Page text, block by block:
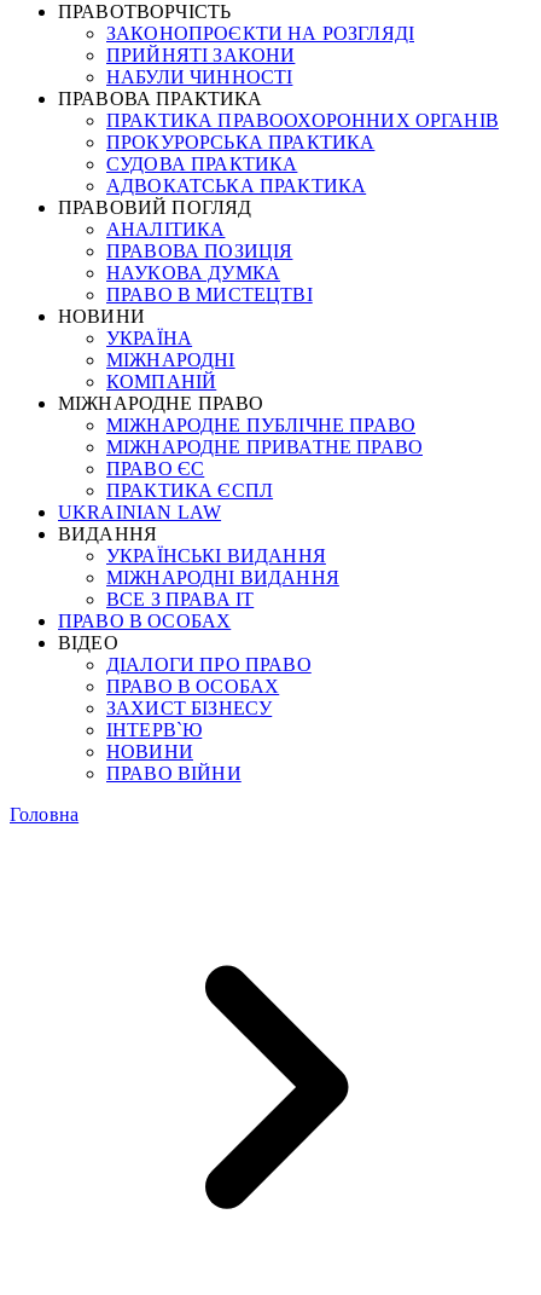
ПРАВОТВОРЧІСТЬ
ЗАКОНОПРОЄКТИ НА РОЗГЛЯДІ
ПРИЙНЯТІ ЗАКОНИ
НАБУЛИ ЧИННОСТІ
ПРАВОВА ПРАКТИКА
ПРАКТИКА ПРАВООХОРОННИХ ОРГАНІВ
ПРОКУРОРСЬКА ПРАКТИКА
СУДОВА ПРАКТИКА
АДВОКАТСЬКА ПРАКТИКА
ПРАВОВИЙ ПОГЛЯД
АНАЛІТИКА
ПРАВОВА ПОЗИЦІЯ
НАУКОВА ДУМКА
ПРАВО В МИСТЕЦТВІ
НОВИНИ
УКРАЇНА
МІЖНАРОДНІ
КОМПАНІЙ
МІЖНАРОДНЕ ПРАВО
МІЖНАРОДНЕ ПУБЛІЧНЕ ПРАВО
МІЖНАРОДНЕ ПРИВАТНЕ ПРАВО
ПРАВО ЄС
ПРАКТИКА ЄСПЛ
UKRAINIAN LAW
ВИДАННЯ
УКРАЇНСЬКІ ВИДАННЯ
МІЖНАРОДНІ ВИДАННЯ
ВСЕ З ПРАВА ІТ
ПРАВО В ОСОБАХ
ВІДЕО
ДІАЛОГИ ПРО ПРАВО
ПРАВО В ОСОБАХ
ЗАХИСТ БІЗНЕСУ
ІНТЕРВ`Ю
НОВИНИ
ПРАВО ВІЙНИ
Головна